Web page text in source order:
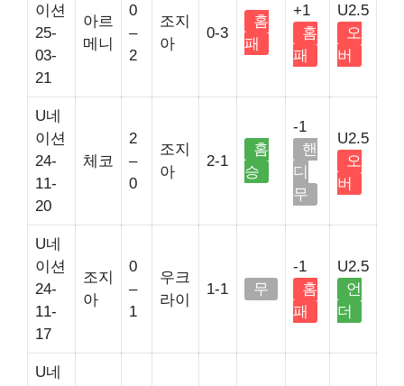
이션
25-
03-
21
아르
메니
0
–
2
조지
아
0-3
홈
패
+1
홈
패
U2.5
오
버
U네
이션
24-
11-
20
체코
2
–
0
조지
아
2-1
홈
승
-1
핸
디
무
U2.5
오
버
U네
이션
24-
11-
17
조지
아
0
–
1
우크
라이
1-1 무
-1
홈
패
U2.5
언
더
U네